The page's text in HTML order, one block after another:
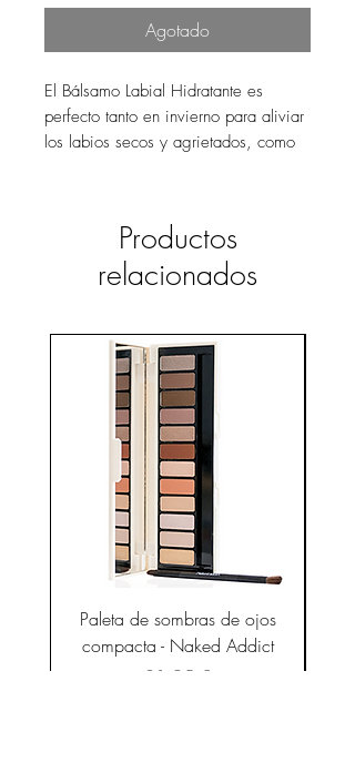
Agotado
El Bálsamo Labial Hidratante es
perfecto tanto en invierno para aliviar
los labios secos y agrietados, como
Productos
relacionados
Paleta de sombras de ojos
compacta - Naked Addict
Precio
21,95 €